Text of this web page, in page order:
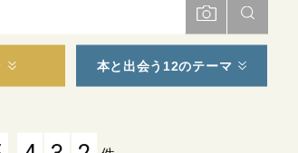
本と出会う12のテーマ